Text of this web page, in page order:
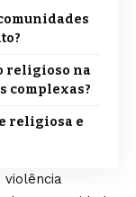
religioso na
complexas?
religiosa e